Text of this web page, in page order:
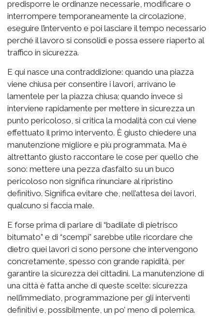
predisporre le ordinanze necessarie, modificare o
interrompere temporaneamente la circolazione,
eseguire l’intervento e poi lasciare il tempo necessario
perché il lavoro si consolidi e possa essere riaperto al
traffico in sicurezza.
E qui nasce una contraddizione: quando una piazza
viene chiusa per consentire i lavori, arrivano le
lamentele per la piazza chiusa; quando invece si
interviene rapidamente per mettere in sicurezza un
punto pericoloso, si critica la modalità con cui viene
effettuato il primo intervento. È giusto chiedere una
manutenzione migliore e più programmata. Ma è
altrettanto giusto raccontare le cose per quello che
sono: mettere una pezza d’asfalto su un buco
pericoloso non significa rinunciare al ripristino
definitivo. Significa evitare che, nell’attesa dei lavori,
qualcuno si faccia male.
E forse prima di parlare di “badilate di pietrisco
bitumato” e di “scempi” sarebbe utile ricordare che
dietro quei lavori ci sono persone che intervengono
concretamente, spesso con grande rapidità, per
garantire la sicurezza dei cittadini. La manutenzione di
una città è fatta anche di queste scelte: sicurezza
nell’immediato, programmazione per gli interventi
definitivi e, possibilmente, un po’ meno di polemica.